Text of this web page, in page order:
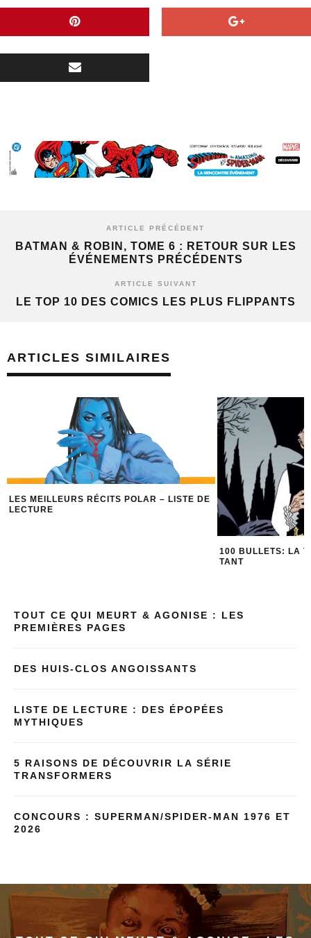
ARTICLE PRÉCÉDENT
BATMAN & ROBIN, TOME 6 : RETOUR SUR LES
ÉVÉNEMENTS PRÉCÉDENTS
ARTICLE SUIVANT
LE TOP 10 DES COMICS LES PLUS FLIPPANTS
ARTICLES SIMILAIRES
LES MEILLEURS RÉCITS POLAR – LISTE DE
LECTURE
100 BULLETS: LA
TANT
TOUT CE QUI MEURT & AGONISE : LES
PREMIÈRES PAGES
DES HUIS-CLOS ANGOISSANTS
LISTE DE LECTURE : DES ÉPOPÉES
MYTHIQUES
5 RAISONS DE DÉCOUVRIR LA SÉRIE
TRANSFORMERS
CONCOURS : SUPERMAN/SPIDER-MAN 1976 ET
2026